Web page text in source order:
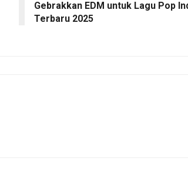
Gebrakkan EDM untuk Lagu Pop
Terbaru 2025